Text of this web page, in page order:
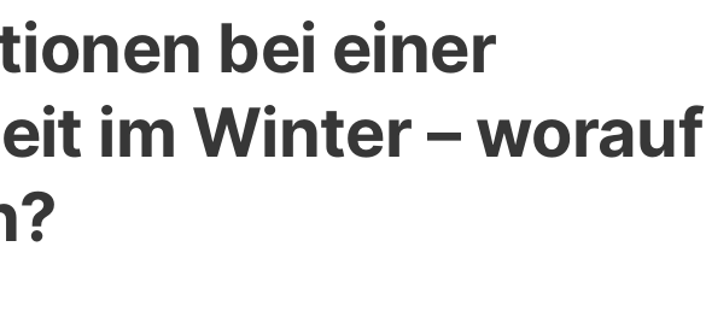
bei einer
im Winter – worauf